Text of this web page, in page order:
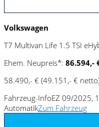
Volkswagen
T7 Multivan Life 1.5 TSI
Ehem. Neupreis*: 86.594,-
58.490,- € (49.151,- €
Fahrzeug-InfoEZ 09/2025,
AutomatikZum Fahrzeug